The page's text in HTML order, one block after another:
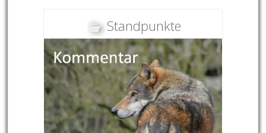
Standpunkte